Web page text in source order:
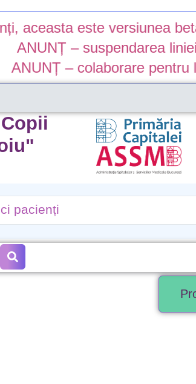
este versiunea beta a
– suspendarea liniei de
– colaborare pentru linia
pacienți